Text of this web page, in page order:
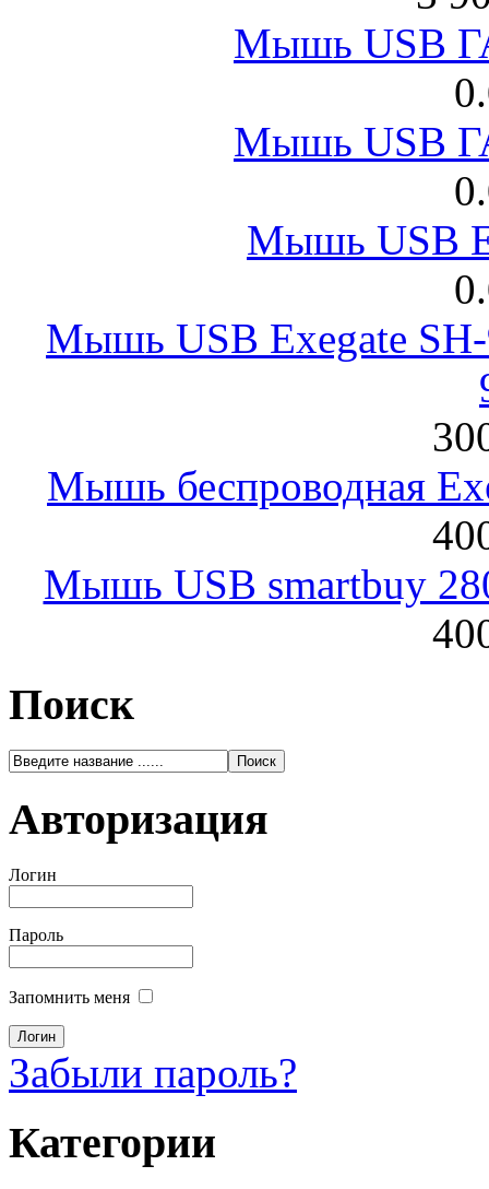
Мышь USB
Мышь USB
Мышь USB
Мышь USB Exegate
Мышь беспроводная
Мышь USB smartbuy
Поиск
Авторизация
Логин
Пароль
Запомнить меня
Забыли пароль?
Категории